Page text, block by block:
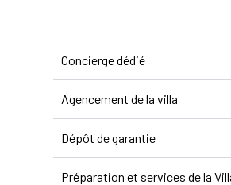
Concierge dédié
Agencement de la villa
Dépôt de garantie
Préparation et services de la